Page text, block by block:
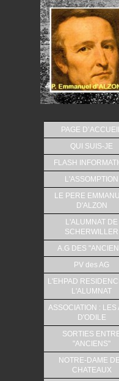
PAGE
QUI SUIS-JE
FLASH
L'ASSOMPTION
LE PERE
D'ALZON
L'ALUMNAT DE
SCHERWILLER
A.G DES
PV des AG
L'EHPAD
L'ALUMNAT
ASSOCIATION : LES
D'ODILE
SORTIES
"ANCIENS"
NOTRE-DAME
CHATEAUX